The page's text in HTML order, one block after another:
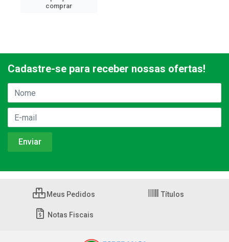
comprar
Cadastre-se para receber nossas ofertas!
Meus Pedidos Títulos
Notas Fiscais